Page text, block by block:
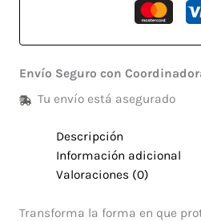
Envío Seguro con
Tu envío está asegurado
Descripción
Información adicional
Valoraciones (0)
Transforma la forma en que